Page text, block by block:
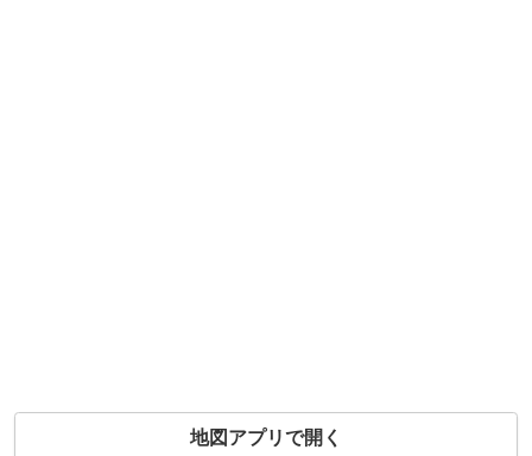
地図アプリで開く